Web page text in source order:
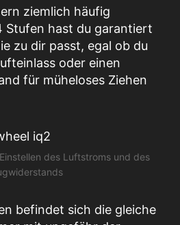
ziemlich häufig
Stufen hast du garantiert
zu dir passt, egal ob du
oder einen
für müheloses Ziehen
des Luftstroms und des
befindet sich die gleiche